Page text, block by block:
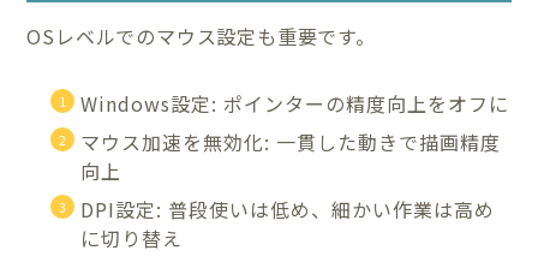
OSレベルでのマウス設定も重要です。
Windows設定: ポインターの精度向上をオフに
マウス加速を無効化: 一貫した動きで描画精度
向上
DPI設定: 普段使いは低め、細かい作業は高め
に切り替え